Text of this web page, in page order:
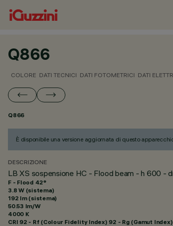
Q866
COLORE DATI TECNICI DATI FOTOMETRICI DATI
Q866
È disponibile una versione aggiornata di questo
DESCRIZIONE
LB XS sospensione HC - Flood beam - h 600 -
F - Flood 42°
3.8 W (sistema)
192 lm (sistema)
50.53 lm/W
4000 K
CRI 92 - Rf (Colour Fidelity Index) 92 - Rg (Gamut